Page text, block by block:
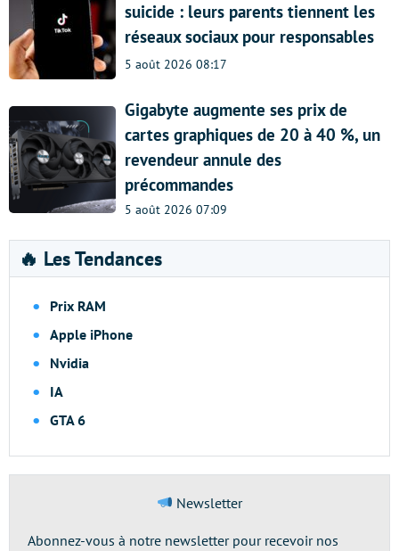
suicide : leurs parents tiennent les
réseaux sociaux pour responsables
5 août 2026 08:17
Gigabyte augmente ses prix de
cartes graphiques de 20 à 40 %, un
revendeur annule des
précommandes
5 août 2026 07:09
🔥 Les Tendances
Prix RAM
Apple iPhone
Nvidia
IA
GTA 6
Newsletter
Abonnez-vous à notre newsletter pour recevoir nos